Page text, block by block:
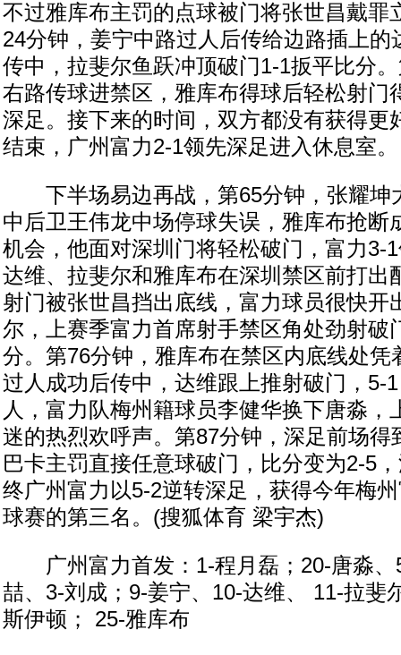
不过雅库布主罚的点球被门将张世昌戴罪
24分钟，姜宁中路过人后传给边路插上的
传中，拉斐尔鱼跃冲顶破门1-1扳平比分
右路传球进禁区，雅库布得球后轻松射门
深足。接下来的时间，双方都没有获得更
结束，广州富力2-1领先深足进入休息室。
下半场易边再战，第65分钟，张耀坤
中后卫王伟龙中场停球失误，雅库布抢断
机会，他面对深圳门将轻松破门，富力3-
达维、拉斐尔和雅库布在深圳禁区前打出
射门被张世昌挡出底线，富力球员很快开
尔，上赛季富力首席射手禁区角处劲射破
分。第76分钟，雅库布在禁区内底线处凭
过人成功后传中，达维跟上推射破门，5-
人，富力队梅州籍球员李健华换下唐淼，
迷的热烈欢呼声。第87分钟，深足前场得
巴卡主罚直接任意球破门，比分变为2-5
终广州富力以5-2逆转深足，获得今年梅
球赛的第三名。(搜狐体育 梁宇杰)
广州富力首发：1-程月磊；20-唐淼、
喆、3-刘成；9-姜宁、10-达维、 11-拉斐
斯伊顿； 25-雅库布